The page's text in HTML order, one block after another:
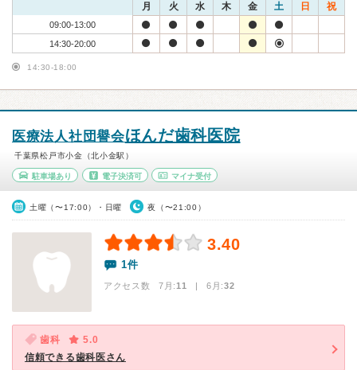
月 火 水 木 金 土 日 祝
09:00-13:00
14:30-20:00
14:30-18:00
医療法人社団譽会ほんだ歯科医院
千葉県松戸市小金（北小金駅）
駐車場あり 電子決済可 マイナ受付
土曜（〜17:00）・日曜 夜（〜21:00）
3.40
1件
アクセス数 7月:11 | 6月:32
歯科
5.0
信頼できる歯科医さん